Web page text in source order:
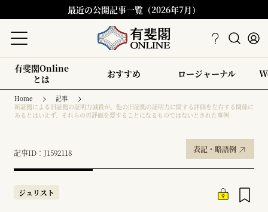
最近の公開記事一覧（2026年7月）
有斐閣Online
とは
おすすめ ロージャーナル
Home
記事
新証拠による旧証拠の証明力減殺が、他の旧証拠の証明力に関する評価を左右する関係に
あるとはいえず、それらの再評価を要することになるものではないとされた事例
記事ID：J1592118 表記・略語例
ジュリスト